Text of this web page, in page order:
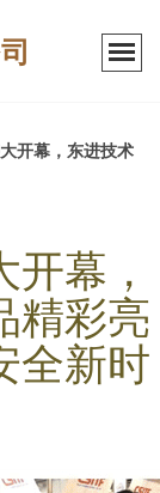
开幕，东进技术
开幕，
精彩亮
全新时